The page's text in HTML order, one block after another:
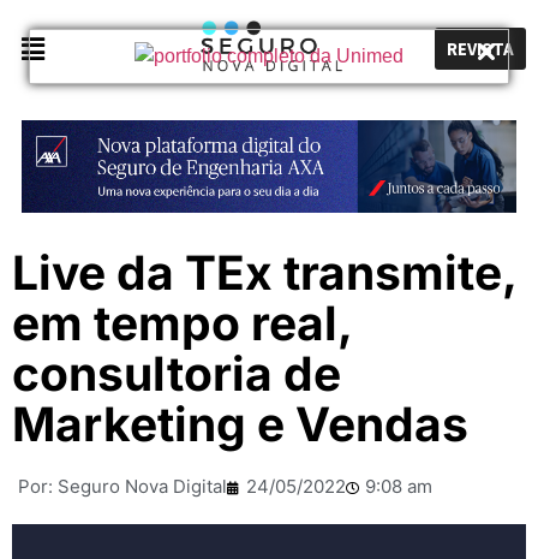
REVISTA
Live da TEx transmite,
em tempo real,
consultoria de
Marketing e Vendas
Por: Seguro Nova Digital 24/05/2022 9:08 am